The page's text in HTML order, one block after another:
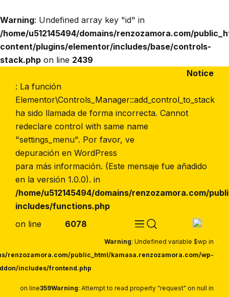
Warning: Undefined array key "id" in
/home/u512145494/domains/renzozamora.com/
content/plugins/elementor/includes/base/controls-
stack.php on line 2439
Notice
: La función
Elementor\Controls_Manager::add_control_to_stack
ha sido llamada de forma incorrecta. Cannot
redeclare control with same name
"settings_menu". Por favor, ve
depuración en WordPress
para más información. (Este mensaje fue añadido
en la versión 1.0.0). in
/home/u512145494/domains/renzozamora.com/
includes/functions.php
on line
6078
Warning: Undefined variable $wp in
renzozamora.com/public_html/kamasa.renzozamora.com/wp-
includes/frontend.php
on line359Warning: Attempt to read property "request" on null in
Marca